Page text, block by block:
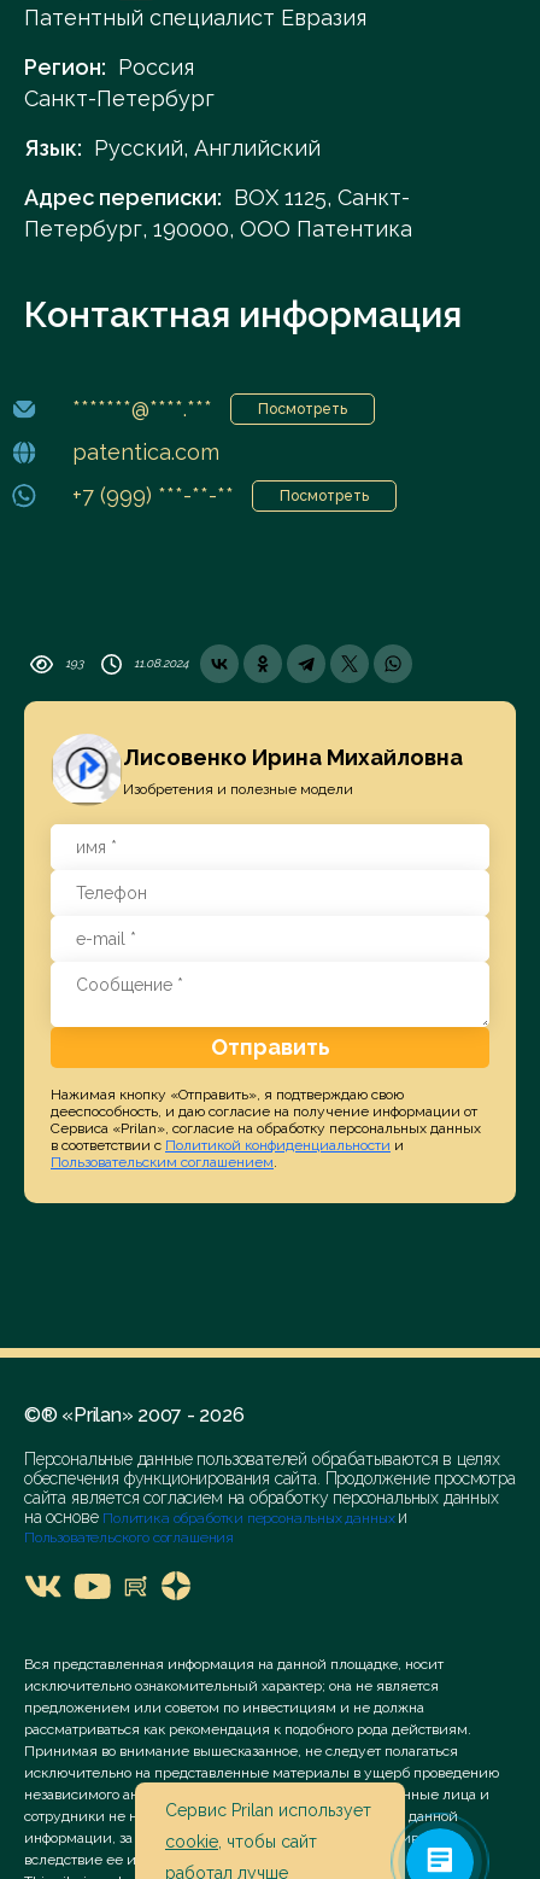
Патентный специалист Евразия
Регион: Россия
Санкт-Петербург
Язык: Русский, Английский
Адрес переписки: ВОХ 1125, Санкт-
Петербург, 190000, ООО Патентика
Контактная информация
*******@****.*** Посмотреть
patentica.com
+7 (999) ***-**-**
Посмотреть
193 11.08.2024
Лисовенко Ирина Михайловна
Изобретения и полезные модели
Отправить
Нажимая кнопку «Отправить», я подтверждаю свою
дееспособность, и даю согласие на получение информации от
Сервиса «Prilan», согласие на обработку персональных данных
в соответствии с Политикой конфиденциальности и
Пользовательским соглашением.
©® «Prilan» 2007 - 2026
Персональные данные пользователей обрабатываются в целях
обеспечения функционирования сайта. Продолжение просмотра
сайта является согласием на обработку персональных данных
на основе Политика обработки персональных данных и
Пользовательского соглашения
Вся представленная информация на данной площадке, носит
исключительно ознакомительный характер; она не является
предложением или советом по инвестициям и не должна
рассматриваться как рекомендация к подобного рода действиям.
Принимая во внимание вышесказанное, не следует полагаться
исключительно на представленные материалы в ущерб проведению
независимого анализа. Сервис «Prilan» его аффилированные лица и
сотрудники не несут ответственности за использование данной
информации, за прямой или косвенный ущерб, наступивший
вследствие ее использования.
Сервис Prilan использует
cookie , чтобы сайт
работал лучше